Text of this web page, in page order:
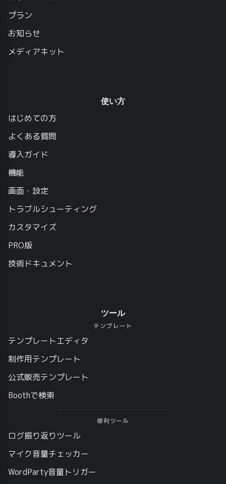
プラン
お知らせ
メディアキット
使い方
はじめての方
よくある質問
導入ガイド
機能
画面・設定
トラブルシューティング
カスタマイズ
PRO版
技術ドキュメント
ツール
テンプレート
テンプレートエディタ
制作用テンプレート
公式販売テンプレート
Boothで検索
便利ツール
ログ振り返りツール
マイク音量チェッカー
WordParty音量トリガー